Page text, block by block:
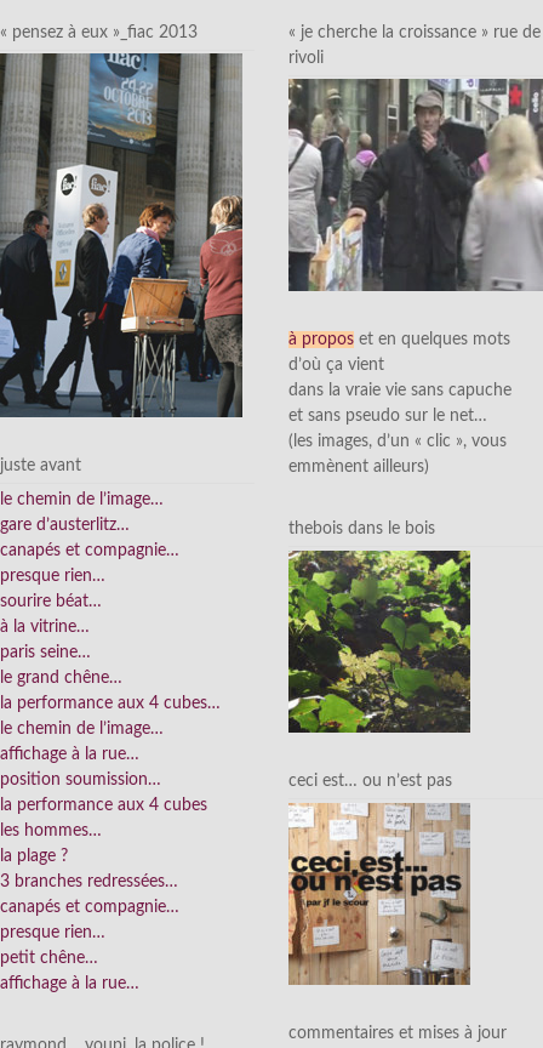
« pensez à eux »_fiac 2013
juste avant
le chemin de l’image…
gare d’austerlitz…
canapés et compagnie…
presque rien…
sourire béat…
à la vitrine…
paris seine…
le grand chêne…
la performance aux 4 cubes…
le chemin de l’image…
affichage à la rue…
position soumission…
la performance aux 4 cubes
les hommes…
la plage ?
3 branches redressées…
canapés et compagnie…
presque rien…
petit chêne…
affichage à la rue…
« je cherche la croissance » rue de
rivoli
à propos et en quelques mots
d’où ça vient
dans la vraie vie sans capuche
et sans pseudo sur le net…
(les images, d’un « clic », vous
emmènent ailleurs)
thebois dans le bois
ceci est… ou n’est pas
commentaires et mises à jour